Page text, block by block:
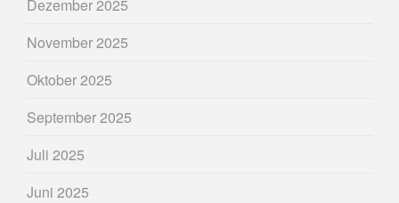
Dezember 2025
November 2025
Oktober 2025
September 2025
Juli 2025
Juni 2025